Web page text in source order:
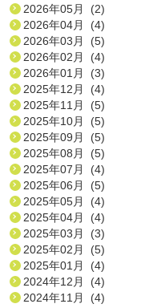
2026年05月 (2)
2026年04月 (4)
2026年03月 (5)
2026年02月 (4)
2026年01月 (3)
2025年12月 (4)
2025年11月 (5)
2025年10月 (5)
2025年09月 (5)
2025年08月 (5)
2025年07月 (4)
2025年06月 (5)
2025年05月 (4)
2025年04月 (4)
2025年03月 (3)
2025年02月 (5)
2025年01月 (4)
2024年12月 (4)
2024年11月 (4)